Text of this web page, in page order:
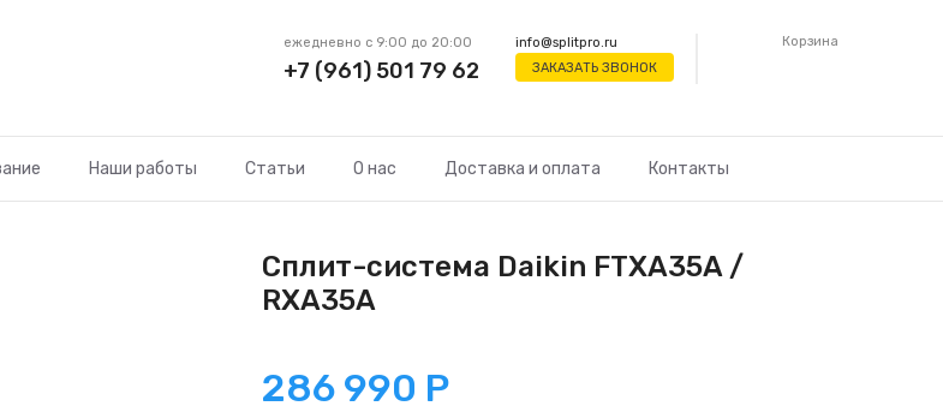
info@splitpro.ru
ЗАКАЗАТЬ ЗВОНОК
ежедневно с 9:00 до 20:00
+7 (961) 501 79 62
Корзина
Наши работы Статьи О нас Доставка и оплата Контакты
Сплит-система Daikin FTXA35A /
RXA35A
286 990 Р